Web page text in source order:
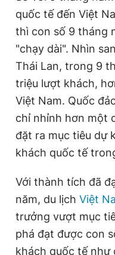
quốc tế đến Việt
thì con số 9 tháng
"chạy dài". Nhìn
Thái Lan, trong 9
triệu lượt khách,
Việt Nam. Quốc
chỉ nhỉnh hơn một
đặt ra mục tiêu dự
khách quốc tế
Với thành tích đã
năm, du lịch Việt
trưởng vượt mục
phá đạt được con
khách quốc tế như